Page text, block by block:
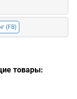
(FB)
товары: